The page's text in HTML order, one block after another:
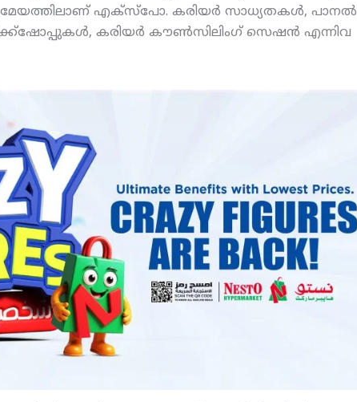
എക്‌സ്‌പോ. കരിയര്‍ സാധ്യതകള്‍, പാനല്‍
കരിയര്‍ കൗണ്‍സിലിംഗ് സെഷന്‍ എന്നിവ